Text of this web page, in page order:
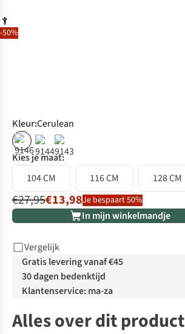
-50%
Kleur:Cerulean
% % %
Kies je maat:
104 CM
116 CM 128 CM
€27,95€13,98Je bespaart 50%
In mijn winkelmandje
Vergelijk
Gratis levering vanaf €45
30 dagen bedenktijd
Klantenservice: ma-za
Alles over dit product